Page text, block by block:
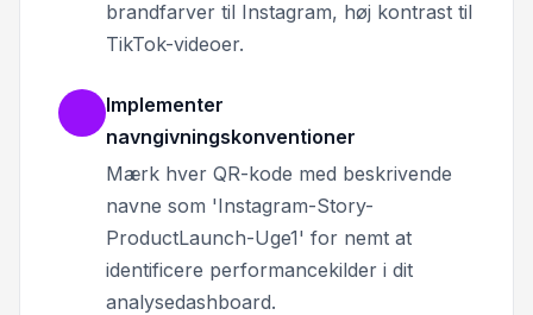
brandfarver til Instagram, høj kontrast til
TikTok-videoer.
Implementer
navngivningskonventioner
Mærk hver QR-kode med beskrivende
navne som 'Instagram-Story-
ProductLaunch-Uge1' for nemt at
identificere performancekilder i dit
analysedashboard.